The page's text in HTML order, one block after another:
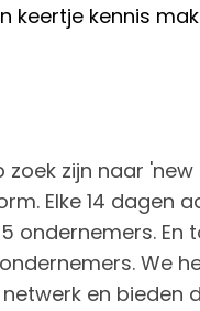
keertje kennis
zijn naar 'new
Elke 14 dagen
ondernemers. En
We
en bieden